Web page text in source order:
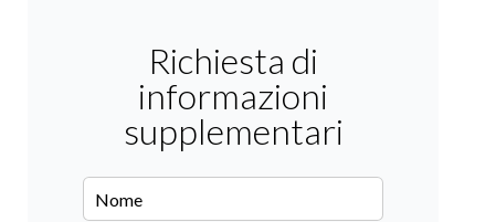
Richiesta di
informazioni
supplementari